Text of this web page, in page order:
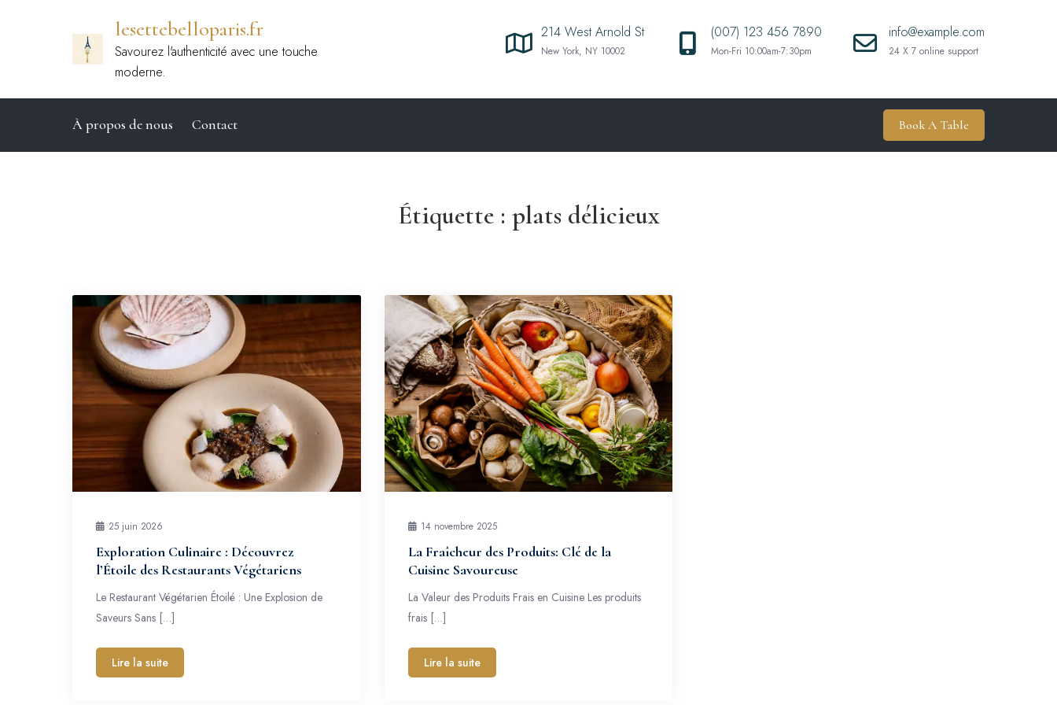
lesettebelloparis.fr
Savourez l'authenticité avec une touche
moderne.
214 West Arnold St
New York, NY 10002
(007) 123 456 7890
Mon-Fri 10:00am-7:30pm
info@example.com
24 X 7 online support
À propos de nous Contact Book A Table
Étiquette : plats délicieux
25 juin 2026
Exploration Culinaire : Découvrez
l’Étoile des Restaurants Végétariens
Le Restaurant Végétarien Étoilé : Une Explosion de
Saveurs Sans […]
Lire la suite
14 novembre 2025
La Fraîcheur des Produits: Clé de la
Cuisine Savoureuse
La Valeur des Produits Frais en Cuisine Les produits
frais […]
Lire la suite